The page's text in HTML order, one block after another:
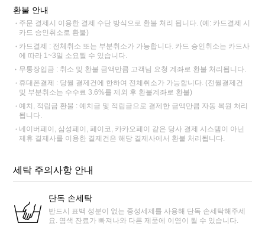
환불 안내
주문 결제시 이용한 결제 수단 방식으로 환불 처리 됩니다. (예: 카드결제 시
카드 승인취소로 환불)
카드결제 : 전체취소 또는 부분취소가 가능합니다. 카드 승인취소는 카드사
에 따라 1~3일 소요될 수 있습니다.
무통장입금 : 취소 및 환불 금액만큼 고객님 요청 계좌로 환불 처리됩니다.
휴대폰결제 : 당월 결제건에 한하여 전체취소가 가능합니다. (전월결제건
및 부분취소는 수수료 3.6%를 제외 후 환불계좌로 환불)
예치, 적립금 환불 : 예치금 및 적립금으로 결제한 금액만큼 자동 복원 처리
됩니다.
네이버페이, 삼성페이, 페이코, 카카오페이 같은 당사 결제 시스템이 아닌
제휴 결제사를 이용한 결제건은 해당 결제사에서 환불 처리됩니다.
세탁 주의사항 안내
단독 손세탁
반드시 표백 성분이 없는 중성세제를 사용해 단독 손세탁해주세
요. 염색 잔료가 빠져나와 다른 제품에 이염이 될 수 있습니다.